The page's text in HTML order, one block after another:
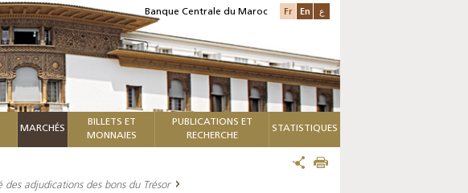
Banque Centrale du Maroc Fr En ع
MARCHÉS
BILLETS ET
MONNAIES
PUBLICATIONS ET
RECHERCHE
STATISTIQUES
des adjudications des bons du Trésor